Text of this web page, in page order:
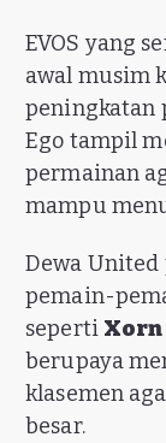
EVOS yang
awal musim
peningkatan
Ego tampil
permainan
mampu
Dewa United
pemain-
seperti Xorn
berupaya
klasemen
besar.